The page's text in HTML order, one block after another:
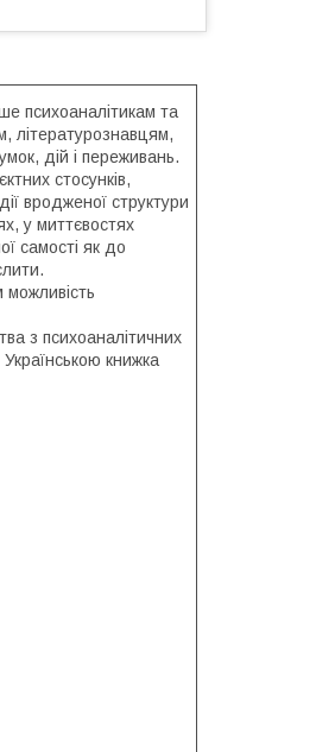
психоаналітикам та
літературознавцям,
дій і переживань.
стосунків,
вродженої структури
у миттєвостях
самості як до
з психоаналітичних
Українською книжка